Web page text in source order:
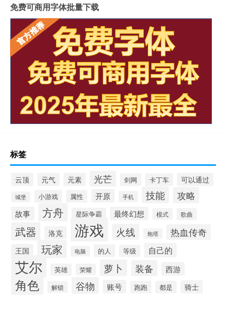
免费可商用字体批量下载
标签
云顶 元气 元素 光芒 剑网 卡丁车 可以通过
城堡 小游戏 属性 开原 手机 技能 攻略
故事 方舟 星际争霸 最终幻想 模式 歌曲
武器 洛克 游戏 火线 炮塔 热血传奇
王国 玩家 电脑 的人 等级 自己的
艾尔 英雄 荣耀 萝卜 装备 西游
角色 解锁 谷物 账号 跑跑 都是 骑士